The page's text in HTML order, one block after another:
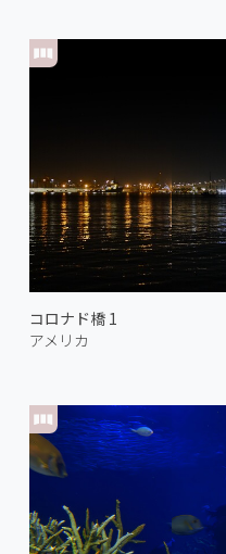
コロナド橋 1
アメリカ